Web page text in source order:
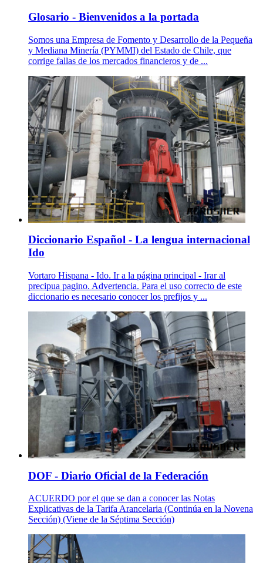
Glosario - Bienvenidos a la portada
Somos una Empresa de Fomento y Desarrollo de la Pequeña
y Mediana Minería (PYMMI) del Estado de Chile, que
corrige fallas de los mercados financieros y de ...
Diccionario Español - La lengua internacional
Ido
Vortaro Hispana - Ido. Ir a la página principal - Irar al
precipua pagino. Advertencia. Para el uso correcto de este
diccionario es necesario conocer los prefijos y ...
DOF - Diario Oficial de la Federación
ACUERDO por el que se dan a conocer las Notas
Explicativas de la Tarifa Arancelaria (Continúa en la Novena
Sección) (Viene de la Séptima Sección)